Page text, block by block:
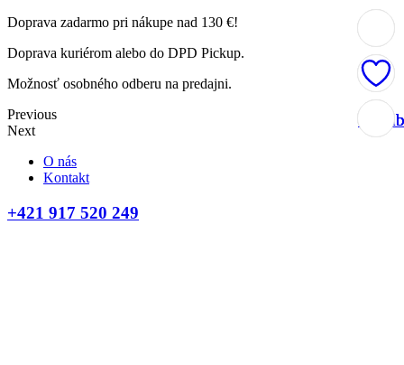
Doprava zadarmo pri nákupe nad 130 €!
Doprava kuriérom alebo do DPD Pickup.
Možnosť osobného odberu na predajni.
Previous
Next
O nás
Kontakt
+421 917 520 249